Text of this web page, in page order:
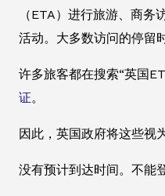
（ETA）进行旅游、商
活动。大多数访问的停留
许多旅客都在搜索“英国
证。
因此，英国政府将这些视
没有预计到达时间。不能